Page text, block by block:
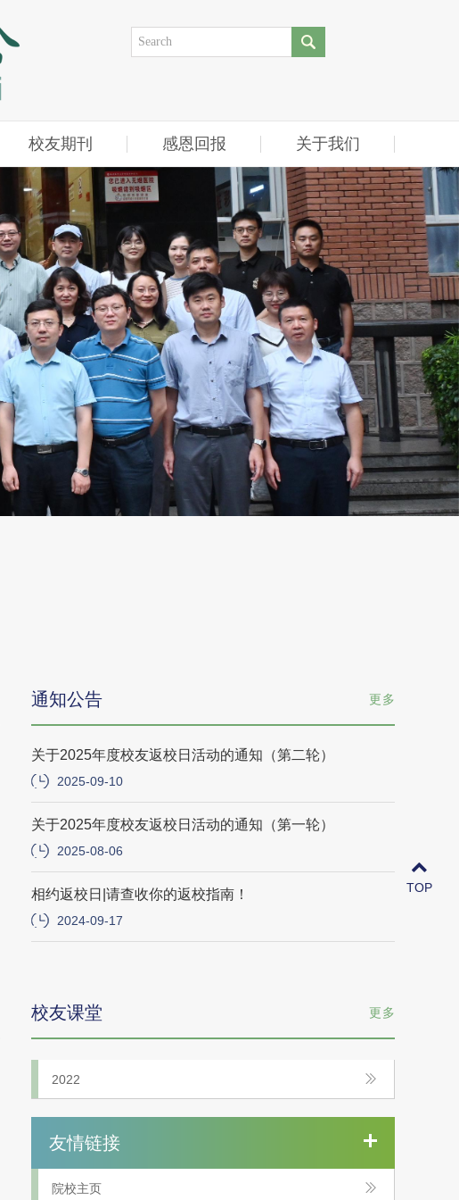
校友期刊 感恩回报 关于我们
通知公告 更多
关于2025年度校友返校日活动的通知（第二轮）
2025-09-10
关于2025年度校友返校日活动的通知（第一轮）
2025-08-06
相约返校日|请查收你的返校指南！
2024-09-17
校友课堂 更多
2022
友情链接
院校主页
TOP